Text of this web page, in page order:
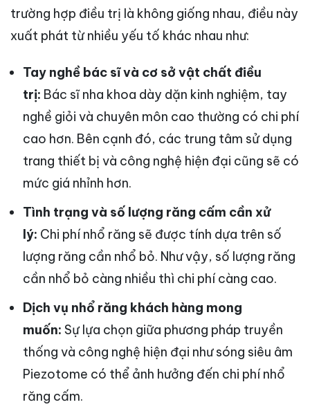
trường hợp điều trị là không giống nhau, điều này
xuất phát từ nhiều yếu tố khác nhau như:
Tay nghề bác sĩ và cơ sở vật chất điều
trị: Bác sĩ nha khoa dày dặn kinh nghiệm, tay
nghề giỏi và chuyên môn cao thường có chi phí
cao hơn. Bên cạnh đó, các trung tâm sử dụng
trang thiết bị và công nghệ hiện đại cũng sẽ có
mức giá nhỉnh hơn.
Tình trạng và số lượng răng cấm cần xử
lý: Chi phí nhổ răng sẽ được tính dựa trên số
lượng răng cần nhổ bỏ. Như vậy, số lượng răng
cần nhổ bỏ càng nhiều thì chi phí càng cao.
Dịch vụ nhổ răng khách hàng mong
muốn: Sự lựa chọn giữa phương pháp truyền
thống và công nghệ hiện đại như sóng siêu âm
Piezotome có thể ảnh hưởng đến chi phí nhổ
răng cấm.